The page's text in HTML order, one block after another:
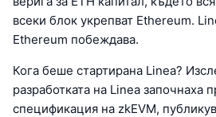
всеки блок укрепват Ethereum.
Ethereum побеждава.
Кога беше стартирана Linea?
разработката на Linea започнаха
спецификация на zkEVM,